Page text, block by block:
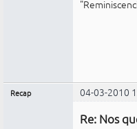
Recap 04-03-2010
Re: Nos